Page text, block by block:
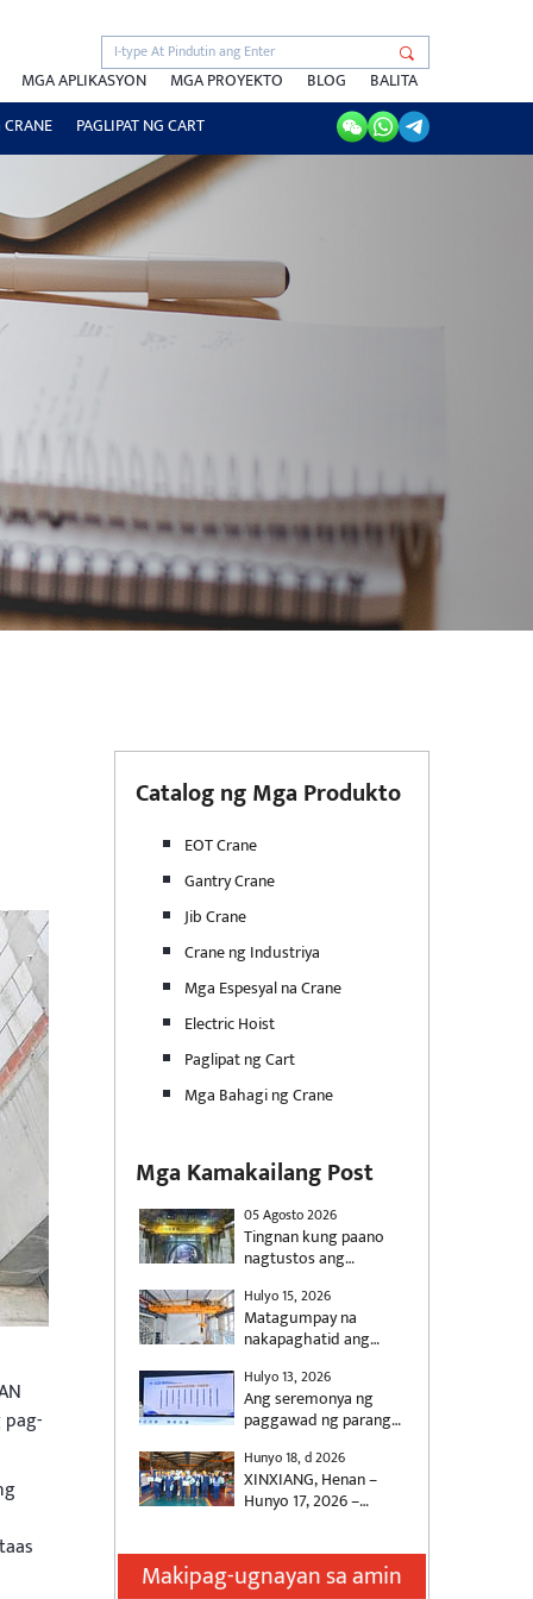
MGA APLIKASYON MGA PROYEKTO BLOG
BALITA
PAGLIPAT NG CART
Catalog ng Mga Produkto
EOT Crane
Gantry Crane
Jib Crane
Crane ng Industriya
Mga Espesyal na Crane
Electric Hoist
Paglipat ng Cart
Mga Bahagi ng Crane
Mga Kamakailang Post
05 Agosto 2026
Tingnan kung paano
nagtustos ang
ng 500t double girder
crane na may anti-sway
control para sa
konstruksyon ng high-
speed rail.
Hulyo 15, 2026
Matagumpay na
nakapaghatid ang
dalawang automated
overhead crane para sa
isang pambansang
proyekto sa kuryente,
na partikular na
idinisenyo upang
matugunan ang mga
paghawak ng materyal
ng industriya ng
Hulyo 13, 2026
Ang seremonya ng
paggawad ng parangal
Socially Responsible
Enterprise” at “Henan
Outstanding Social
Entrepreneur”, na
magkasamang
inorganisa ng Henan
Hunyo 18, d 2026
XINXIANG, Henan –
Hunyo 17, 2026 –
inilunsad ng
KUANGSHAN CRANE
Makipag-ugnayan sa amin